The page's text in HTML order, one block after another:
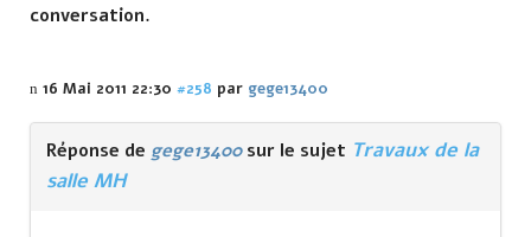
conversation.
16 Mai 2011 22:30 #258 par gege13400
Réponse de gege13400sur le sujet Travaux de la
salle MH